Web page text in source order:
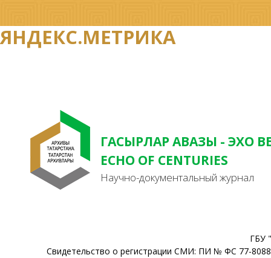
ЯНДЕКС.МЕТРИКА
ГАСЫРЛАР АВАЗЫ - ЭХО
ECHO OF CENTURIES
Научно-документальный журнал
ГБУ
Свидетельство о регистрации СМИ: ПИ № ФС 77-